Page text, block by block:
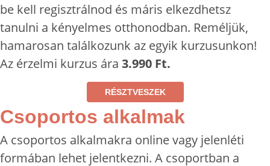
be kell regisztrálnod és máris elkezdhetsz
tanulni a kényelmes otthonodban. Reméljük,
hamarosan találkozunk az egyik kurzusunkon!
Az érzelmi kurzus ára 3.990 Ft.
RÉSZTVESZEK
Csoportos alkalmak​
A csoportos alkalmakra online vagy jelenléti
formában lehet jelentkezni. A csoportban a